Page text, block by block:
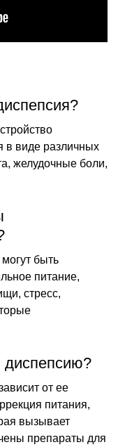
в виде различных
желудочные боли,
быть
питание,
стресс,
диспепсию?
от ее
питания,
вызывает
препараты для